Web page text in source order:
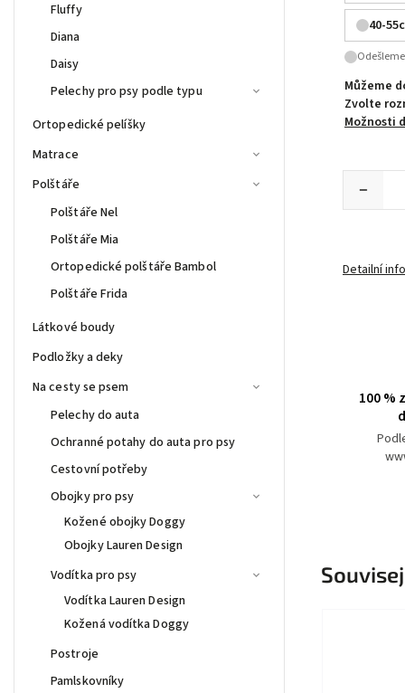
Fluffy
Diana
Daisy
Pelechy pro psy podle typu
Ortopedické pelíšky
Matrace
Polštáře
Polštáře Nel
Polštáře Mia
Ortopedické polštáře Bambol
Polštáře Frida
Látkové boudy
Podložky a deky
Na cesty se psem
Pelechy do auta
Ochranné potahy do auta pro psy
Cestovní potřeby
Obojky pro psy
Kožené obojky Doggy
Obojky Lauren Design
Vodítka pro psy
Vodítka Lauren Design
Kožená vodítka Doggy
Postroje
Pamlskovníky
40-
Můžeme
Zvolte
Možnosti
Detailní
100 %